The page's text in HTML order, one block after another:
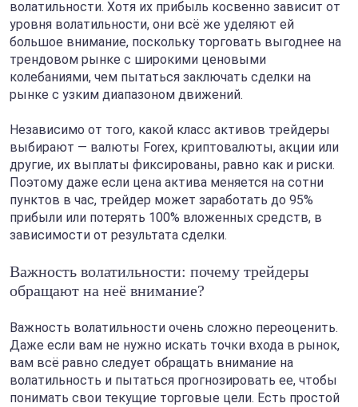
волатильности. Хотя их прибыль косвенно зависит от
уровня волатильности, они всё же уделяют ей
большое внимание, поскольку торговать выгоднее на
трендовом рынке с широкими ценовыми
колебаниями, чем пытаться заключать сделки на
рынке с узким диапазоном движений.
Независимо от того, какой класс активов трейдеры
выбирают — валюты Forex, криптовалюты, акции или
другие, их выплаты фиксированы, равно как и риски.
Поэтому даже если цена актива меняется на сотни
пунктов в час, трейдер может заработать до 95%
прибыли или потерять 100% вложенных средств, в
зависимости от результата сделки.
Важность волатильности: почему трейдеры
обращают на неё внимание?
Важность волатильности очень сложно переоценить.
Даже если вам не нужно искать точки входа в рынок,
вам всё равно следует обращать внимание на
волатильность и пытаться прогнозировать ее, чтобы
понимать свои текущие торговые цели. Есть простой